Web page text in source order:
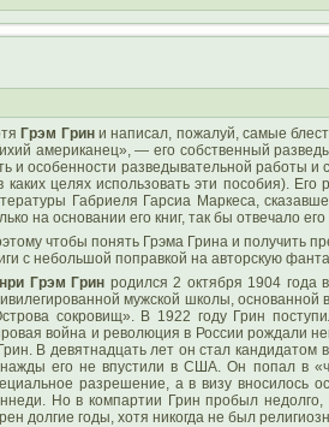
Грэм Грини написал, пожалуй, самые
американец», — его собственный
и особенности разведывательной работы и
каких целях использовать эти пособия).
Габриеля Гарсиа Маркеса,
на основании его книг, так бы отвечало
чтобы понять Грэма Грина и получить
с небольшой поправкой на авторскую
Грэм Грин родился 2 октября 1904 года
мужской школы,
сокровищ». В 1922 году Грин
война и революция в России рождали
В девятнадцать лет он стал кандидатом
его не впустили в США. Он попал в
разрешение, а в визу вносилось
Но в компартии Грин пробыл
долгие годы, хотя никогда не был